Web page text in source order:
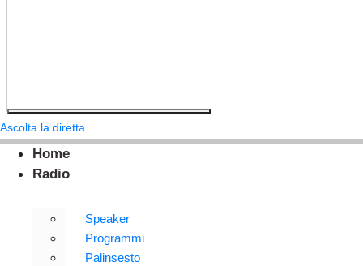
Ascolta la diretta
Home
Radio
Speaker
Programmi
Palinsesto